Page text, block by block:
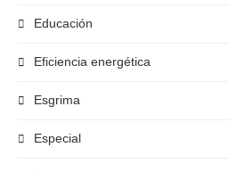
Educación
Eficiencia energética
Esgrima
Especial